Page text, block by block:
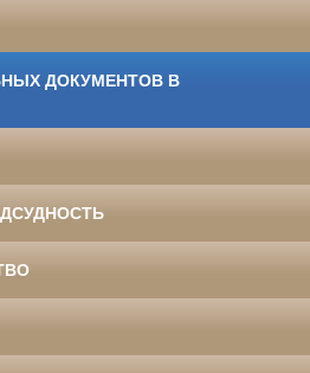
ДОКУМЕНТОВ В